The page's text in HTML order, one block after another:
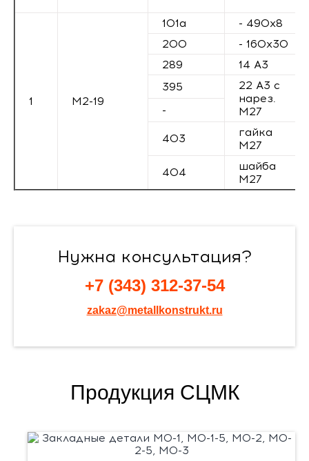
1 М2-19
101а
- 490х8
200
- 160х30
289
14 А3
395
22 А3 с
нарез.
М27
-
403
гайка
М27
404
шайба
М27
Нужна консультация?
+7 (343) 312-37-54
zakaz@metallkonstrukt.ru
Продукция СЦМК